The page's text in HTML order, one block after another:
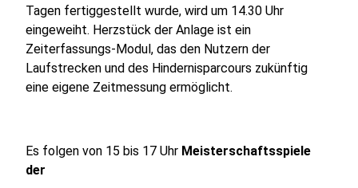
Tagen fertiggestellt wurde, wird um 14.30 Uhr
eingeweiht. Herzstück der Anlage ist ein
Zeiterfassungs-Modul, das den Nutzern der
Laufstrecken und des Hindernisparcours zukünftig
eine eigene Zeitmessung ermöglicht.
Es folgen von 15 bis 17 Uhr Meisterschaftsspiele
der